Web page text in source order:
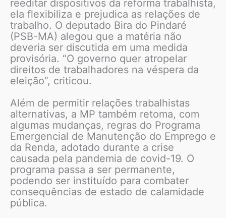
reeditar dispositivos da reforma trabalhista,
ela flexibiliza e prejudica as relações de
trabalho. O deputado Bira do Pindaré
(PSB-MA) alegou que a matéria não
deveria ser discutida em uma medida
provisória. “O governo quer atropelar
direitos de trabalhadores na véspera da
eleição”, criticou.
Além de permitir relações trabalhistas
alternativas, a MP também retoma, com
algumas mudanças, regras do Programa
Emergencial de Manutenção do Emprego e
da Renda, adotado durante a crise
causada pela pandemia de covid-19. O
programa passa a ser permanente,
podendo ser instituído para combater
consequências de estado de calamidade
pública.